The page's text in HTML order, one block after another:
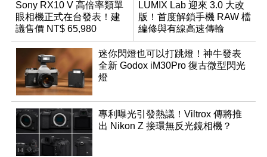
Sony RX10 V 高倍率類單
眼相機正式在台發表！建
議售價 NT$ 65,980
LUMIX Lab 迎來 3.0 大改
版！首度解鎖手機 RAW 檔
編修與有線高速傳輸
迷你閃燈也可以打跳燈！神牛發表
全新 Godox iM30Pro 復古微型閃光
燈
專利曝光引發熱議！Viltrox 傳將推
出 Nikon Z 接環無反光鏡相機？